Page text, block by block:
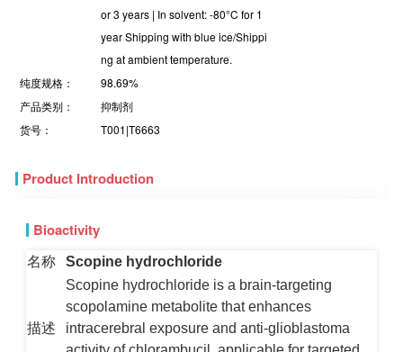
ng at ambient temperature.
纯度规格：
98.69%
产品类别：
抑制剂
货号：
T001|T6663
Product Introduction
Bioactivity
名称 Scopine hydrochloride
描述
Scopine hydrochloride is a brain-targeting
scopolamine metabolite that enhances
intracerebral exposure and anti-glioblastoma
activity of chlorambucil, applicable for targeted